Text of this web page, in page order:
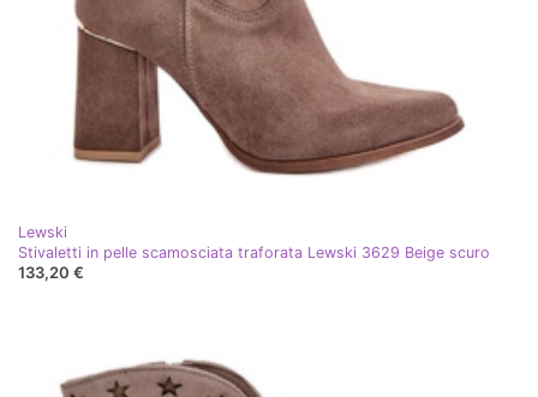
Lewski
Stivaletti in pelle scamosciata traforata Lewski 3629 Beige scuro
133,20 €